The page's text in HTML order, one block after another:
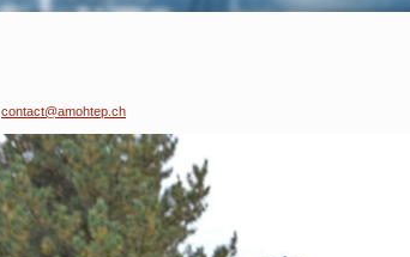
contact@amohtep.ch